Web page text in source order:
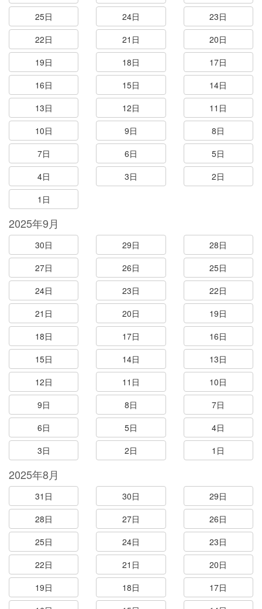
25日
24日
23日
22日
21日
20日
19日
18日
17日
16日
15日
14日
13日
12日
11日
10日
9日
8日
7日
6日
5日
4日
3日
2日
1日
2025年9月
30日 29日
28日
27日
26日
25日
24日
23日
22日
21日
20日
19日
18日
17日
16日
15日
14日
13日
12日
11日
10日
9日
8日
7日
6日
5日
4日
3日
2日 1日
2025年8月
31日 30日
29日
28日
27日
26日
25日
24日
23日
22日
21日
20日
19日
18日
17日